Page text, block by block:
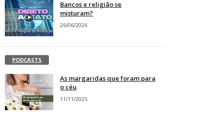
Bancos e religião se
misturam?
26/06/2026
PODCASTS
As margaridas que foram para
o céu
11/11/2025